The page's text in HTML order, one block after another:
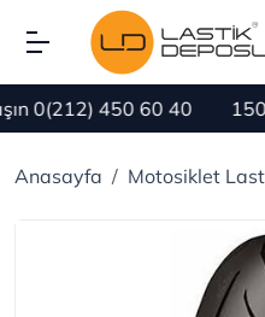
0(212) 450 60 40 1500
Anasayfa Motosiklet